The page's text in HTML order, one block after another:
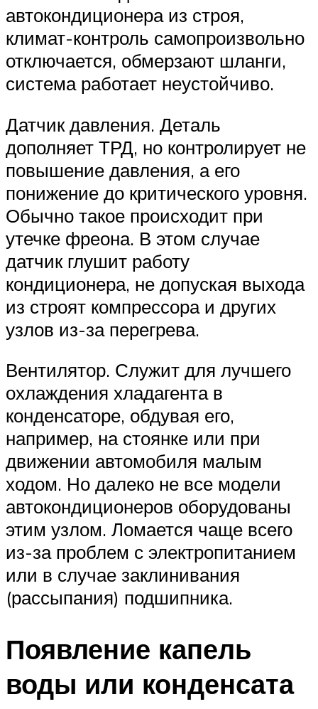
автокондиционера из строя,
климат-контроль самопроизвольно
отключается, обмерзают шланги,
система работает неустойчиво.
Датчик давления. Деталь
дополняет ТРД, но контролирует не
повышение давления, а его
понижение до критического уровня.
Обычно такое происходит при
утечке фреона. В этом случае
датчик глушит работу
кондиционера, не допуская выхода
из строят компрессора и других
узлов из-за перегрева.
Вентилятор. Служит для лучшего
охлаждения хладагента в
конденсаторе, обдувая его,
например, на стоянке или при
движении автомобиля малым
ходом. Но далеко не все модели
автокондиционеров оборудованы
этим узлом. Ломается чаще всего
из-за проблем с электропитанием
или в случае заклинивания
(рассыпания) подшипника.
Появление капель
воды или конденсата